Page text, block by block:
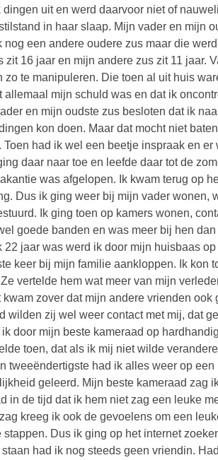
uit en werd daarvoor niet of
in haar slaap. Mijn vader en mijn
een andere oudere zus maar die
16 jaar en mijn andere zus zit 11 jaar.
te manipuleren. Die toen al uit huis
mijn schuld was en dat ik
en mijn oudste zus besloten dat ik
kon doen. Maar dat mocht niet
had ik wel een beetje inspraak en
daar naar toe en leefde daar tot de
was afgelopen. Ik kwam terug op
Dus ik ging weer bij mijn vader wonen,
Ik ging toen op kamers wonen,
goede banden en was meer bij hen
jaar was werd ik door mijn huisbaas
keer bij mijn familie aankloppen. Ik kon
vertelde hem wat meer van mijn
zover dat mijn andere vrienden
wilden zij wel weer contact met mij, dat
door mijn beste kameraad op
toen, dat als ik mij niet wilde
tweeëndertigste had ik alles weer op
geleerd. Mijn beste kameraad zag
in de tijd dat ik hem niet zag een leuke
kreeg ik ook de gevoelens om een
Dus ik ging op het internet
had ik nog steeds geen vriendin.